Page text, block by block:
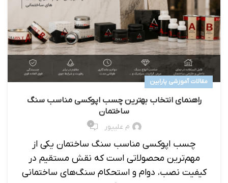
مقالات آموزشی پارابین
راهنمای انتخاب بهترین چسب اپوکسی مناسب سنگ
ساختمان
م علیپور ۰
چسب اپوکسی مناسب سنگ ساختمان یکی از
مهم‌ترین محصولاتی است که نقش مستقیم در
کیفیت نصب، دوام و استحکام سنگ‌های ساختمانی